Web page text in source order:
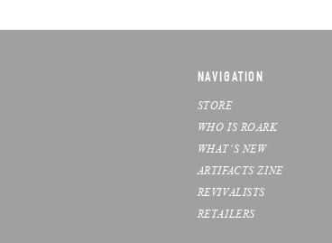
NAVIGATION
STORE
WHO IS ROARK
WHAT’S NEW
ARTIFACTS ZINE
REVIVALISTS
RETAILERS